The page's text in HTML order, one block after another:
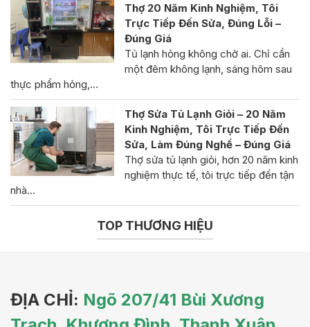
Thợ 20 Năm Kinh Nghiệm, Tôi
Trực Tiếp Đến Sửa, Đúng Lỗi –
Đúng Giá
Tủ lạnh hỏng không chờ ai. Chỉ cần
một đêm không lạnh, sáng hôm sau
thực phẩm hỏng,…
Thợ Sửa Tủ Lạnh Giỏi – 20 Năm
Kinh Nghiệm, Tôi Trực Tiếp Đến
Sửa, Làm Đúng Nghề – Đúng Giá
Thợ sửa tủ lạnh giỏi, hơn 20 năm kinh
nghiệm thực tế, tôi trực tiếp đến tận
nhà…
TOP THƯƠNG HIỆU
ĐỊA CHỈ: Ngõ 207/41 Bùi Xương